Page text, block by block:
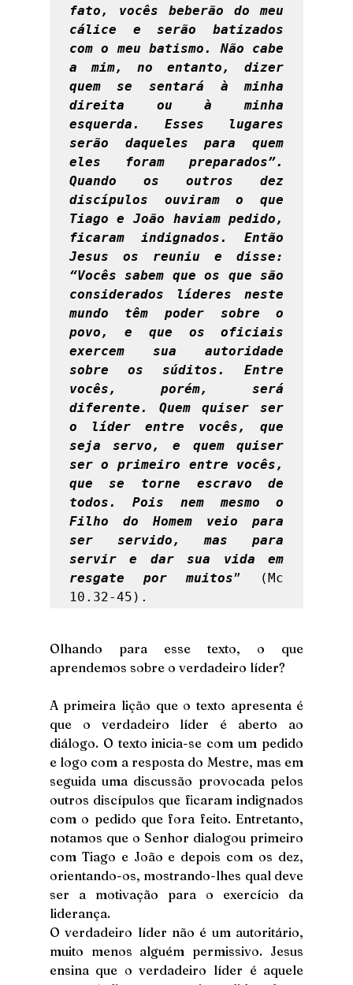
fato, vocês beberão do meu
cálice e serão batizados
com o meu batismo. Não cabe
a mim, no entanto, dizer
quem se sentará à minha
direita ou à minha
esquerda. Esses lugares
serão daqueles para quem
eles foram preparados”.
Quando os outros dez
discípulos ouviram o que
Tiago e João haviam pedido,
ficaram indignados. Então
Jesus os reuniu e disse:
“Vocês sabem que os que são
considerados líderes neste
mundo têm poder sobre o
povo, e que os oficiais
exercem sua autoridade
sobre os súditos. Entre
vocês, porém, será
diferente. Quem quiser ser
o líder entre vocês, que
seja servo, e quem quiser
ser o primeiro entre vocês,
que se torne escravo de
todos. Pois nem mesmo o
Filho do Homem veio para
ser servido, mas para
servir e dar sua vida em
resgate por muitos” (Mc
10.32-45).
Olhando para esse texto, o que
aprendemos sobre o verdadeiro líder?
A primeira lição que o texto apresenta é
que o verdadeiro líder é aberto ao
diálogo. O texto inicia-se com um pedido
e logo com a resposta do Mestre, mas em
seguida uma discussão provocada pelos
outros discípulos que ficaram indignados
com o pedido que fora feito. Entretanto,
notamos que o Senhor dialogou primeiro
com Tiago e João e depois com os dez,
orientando-os, mostrando-lhes qual deve
ser a motivação para o exercício da
liderança.
O verdadeiro líder não é um autoritário,
muito menos alguém permissivo. Jesus
ensina que o verdadeiro líder é aquele